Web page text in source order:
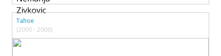
Tahoe
(2000 - 2006)